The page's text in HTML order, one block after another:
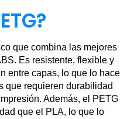
que combina las mejores
Es resistente, flexible y
entre capas, lo que lo hace
que requieren durabilidad
Además, el PETG
que el PLA, lo que lo